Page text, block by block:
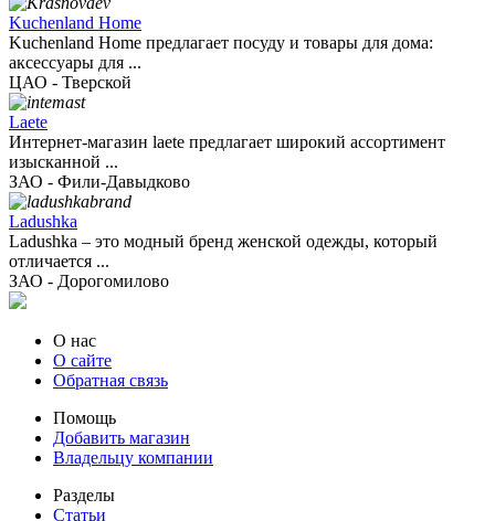
Kuchenland Home
Kuchenland Home предлагает посуду и товары для дома:
аксессуары для ...
ЦАО - Тверской
Laete
Интернет-магазин laete предлагает широкий ассортимент
изысканной ...
ЗАО - Фили-Давыдково
Ladushka
Ladushka – это модный бренд женской одежды, который
отличается ...
ЗАО - Дорогомилово
О нас
О сайте
Обратная связь
Помощь
Добавить магазин
Владельцу компании
Разделы
Статьи